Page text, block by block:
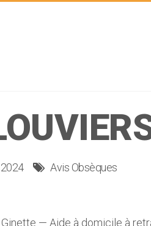
Avis Obsèques
— Aide à domicile à